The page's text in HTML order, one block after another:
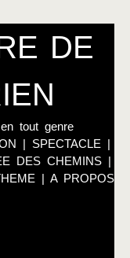
DE
tout genre
| SPECTACLE |
DES CHEMINS|
| A PROPOS